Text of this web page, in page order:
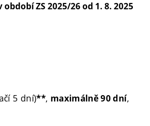
období ZS 2025/26 od 1. 8. 2025
5 dní)**, maximálně 90 dní,